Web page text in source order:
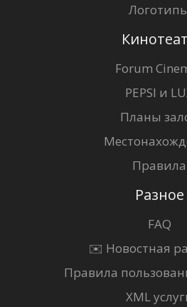
Forum
PEPSI и
Планы
Правила
Разное
FAQ
✉️ Новостная
Правила
XML